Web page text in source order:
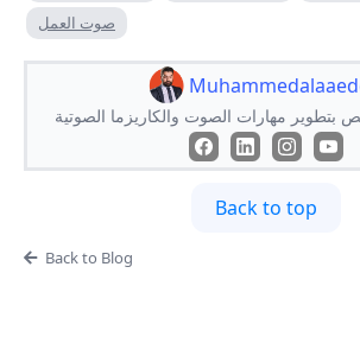
صوت العمل
مهارات الصوت والكاريزما الصوتية
Back to top
Back to Blog